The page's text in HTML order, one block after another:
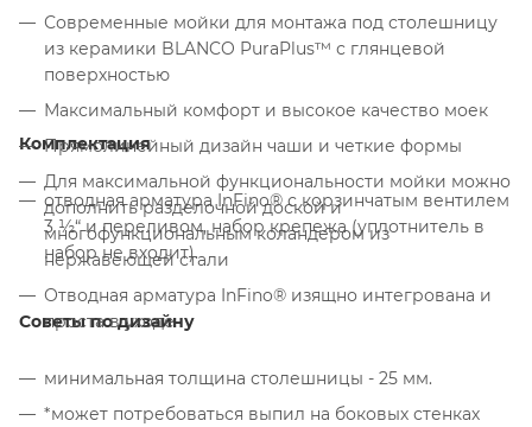
Современные мойки для монтажа под столешницу
из керамики BLANCO PuraPlus™ с глянцевой
поверхностью
Максимальный комфорт и высокое качество моек
Прямолинейный дизайн чаши и четкие формы
Для максимальной функциональности мойки можно
дополнить разделочной доской и
многофункциональным коландером из
нержавеющей стали
Отводная арматура InFino® изящно интегрована и
проста в уходе
Комплектация
отводная арматура InFino® с корзинчатым вентилем
3 ½“ и переливом, набор крепежа (уплотнитель в
набор не входит).
Советы по дизайну
минимальная толщина столешницы - 25 мм.
*может потребоваться выпил на боковых стенках